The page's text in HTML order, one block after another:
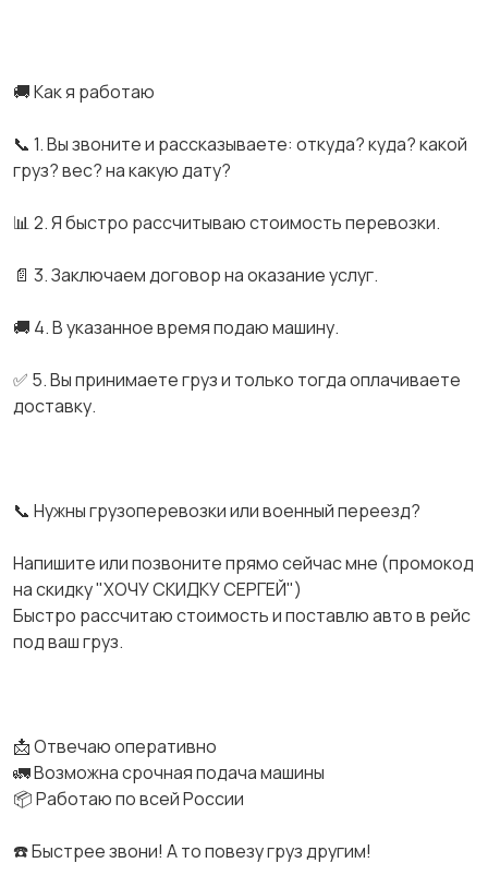
🚚 Как я работаю
📞 1. Вы звоните и рассказываете: откуда? куда? какой
груз? вес? на какую дату?
📊 2. Я быстро рассчитываю стоимость перевозки.
📄 3. Заключаем договор на оказание услуг.
🚚 4. В указанное время подаю машину.
✅ 5. Вы принимаете груз и только тогда оплачиваете
доставку.
📞 Нужны грузоперевозки или военный переезд?
Напишите или позвоните прямо сейчас мне (промокод
на скидку "ХОЧУ СКИДКУ СЕРГЕЙ")
Быстро рассчитаю стоимость и поставлю авто в рейс
под ваш груз.
📩 Отвечаю оперативно
🚛 Возможна срочная подача машины
📦 Работаю по всей России
☎️ Быстрее звони! А то повезу груз другим!